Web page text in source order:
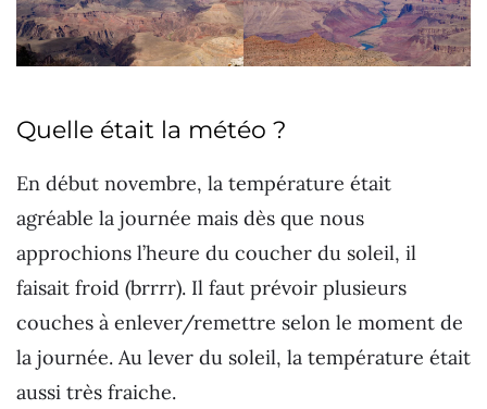
Quelle était la météo ?
En début novembre, la température était
agréable la journée mais dès que nous
approchions l’heure du coucher du soleil, il
faisait froid (brrrr). Il faut prévoir plusieurs
couches à enlever/remettre selon le moment de
la journée. Au lever du soleil, la température était
aussi très fraiche.